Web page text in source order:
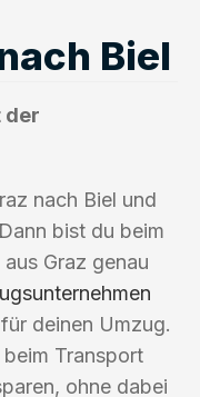
Biel
der
nach Biel und
bist du beim
Graz genau
deinen Umzug.
Transport
ohne dabei